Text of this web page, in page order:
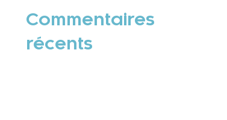
Commentaires
récents